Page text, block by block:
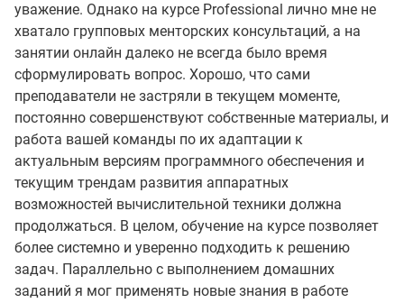
уважение. Однако на курсе Professional лично мне не
хватало групповых менторских консультаций, а на
занятии онлайн далеко не всегда было время
сформулировать вопрос. Хорошо, что сами
преподаватели не застряли в текущем моменте,
постоянно совершенствуют собственные материалы, и
работа вашей команды по их адаптации к
актуальным версиям программного обеспечения и
текущим трендам развития аппаратных
возможностей вычислительной техники должна
продолжаться. В целом, обучение на курсе позволяет
более системно и уверенно подходить к решению
задач. Параллельно с выполнением домашних
заданий я мог применять новые знания в работе